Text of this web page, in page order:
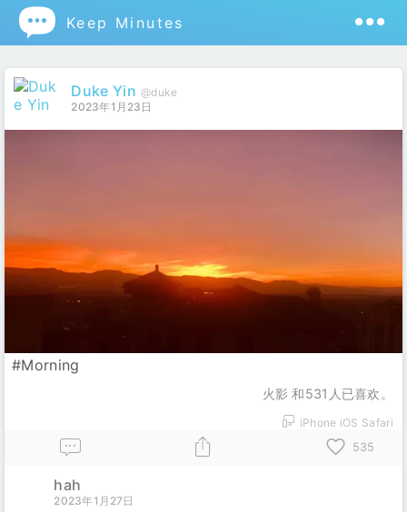
 Keep Minutes
Duke Yin @duke
2023年1月23日
#Morning
火影 和531人已喜欢。
iPhone iOS Safari
535
hah
2023年1月27日